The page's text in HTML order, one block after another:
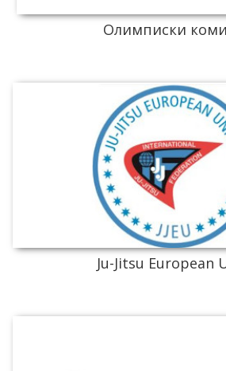
Олимписки
Ju-Jitsu European